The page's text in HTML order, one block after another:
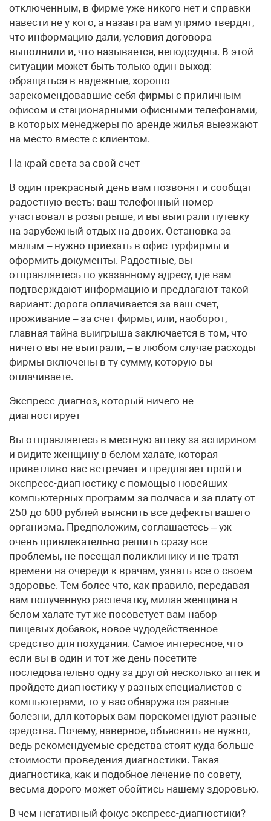
отключенным, в фирме уже никого нет и справки
навести не у кого, а назавтра вам упрямо твердят,
что информацию дали, условия договора
выполнили и, что называется, неподсудны. В этой
ситуации может быть только один выход:
обращаться в надежные, хорошо
зарекомендовавшие себя фирмы с приличным
офисом и стационарными офисными телефонами,
в которых менеджеры по аренде жилья выезжают
на место вместе с клиентом.
На край света за свой счет
В один прекрасный день вам позвонят и сообщат
радостную весть: ваш телефонный номер
участвовал в розыгрыше, и вы выиграли путевку
на зарубежный отдых на двоих. Остановка за
малым – нужно приехать в офис турфирмы и
оформить документы. Радостные, вы
отправляетесь по указанному адресу, где вам
подтверждают информацию и предлагают такой
вариант: дорога оплачивается за ваш счет,
проживание – за счет фирмы, или, наоборот,
главная тайна выигрыша заключается в том, что
ничего вы не выиграли, – в любом случае расходы
фирмы включены в ту сумму, которую вы
оплачиваете.
Экспресс-диагноз, который ничего не
диагностирует
Вы отправляетесь в местную аптеку за аспирином
и видите женщину в белом халате, которая
приветливо вас встречает и предлагает пройти
экспресс-диагностику с помощью новейших
компьютерных программ за полчаса и за плату от
250 до 600 рублей выяснить все дефекты вашего
организма. Предположим, соглашаетесь – уж
очень привлекательно решить сразу все
проблемы, не посещая поликлинику и не тратя
времени на очереди к врачам, узнать все о своем
здоровье. Тем более что, как правило, передавая
вам полученную распечатку, милая женщина в
белом халате тут же посоветует вам набор
пищевых добавок, новое чудодейственное
средство для похудания. Самое интересное, что
если вы в один и тот же день посетите
последовательно одну за другой несколько аптек и
пройдете диагностику у разных специалистов с
компьютерами, то у вас обнаружатся разные
болезни, для которых вам порекомендуют разные
средства. Почему, наверное, объяснять не нужно,
ведь рекомендуемые средства стоят куда больше
стоимости проведения диагностики. Такая
диагностика, как и подобное лечение по совету,
весьма дорого может обойтись нашему здоровью.
В чем негативный фокус экспресс-диагностики?